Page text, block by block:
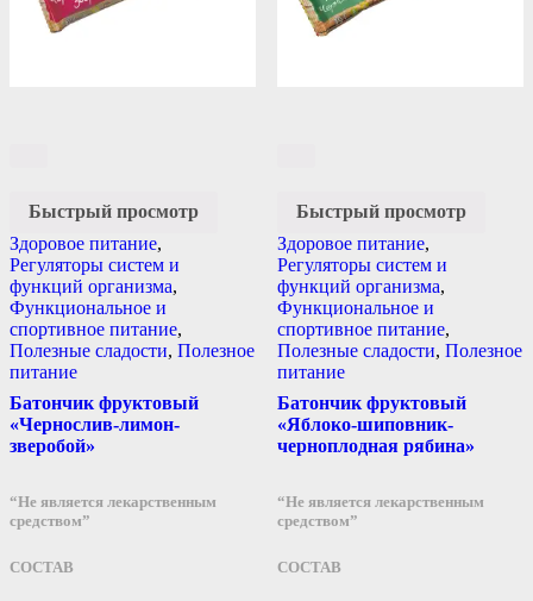
Быстрый просмотр
Здоровое питание,
Регуляторы систем и
функций организма,
Функциональное и
спортивное питание,
Полезные сладости, Полезное
питание
Батончик фруктовый
«Чернослив-лимон-
зверобой»
“Не является лекарственным
средством”
СОСТАВ
Быстрый просмотр
Здоровое питание,
Регуляторы систем и
функций организма,
Функциональное и
спортивное питание,
Полезные сладости, Полезное
питание
Батончик фруктовый
«Яблоко-шиповник-
черноплодная рябина»
“Не является лекарственным
средством”
СОСТАВ